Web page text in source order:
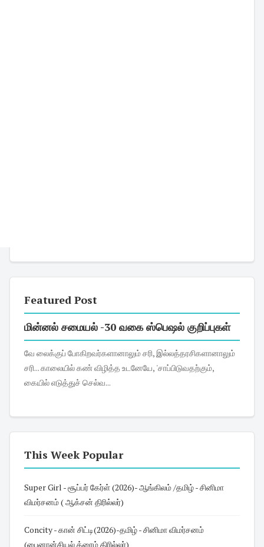
Featured Post
மின்னல் சமையல் -30 வகை ஸ்பெஷல் குறிப்புகள்
வே லைக்குப் போகிறவர்களானாலும் சரி, இல்லத்தரசிகளானாலும்
சரி... காலையில் கண் விழித்த உடனேயே, 'சாப்பிடுவதற்கும்,
கையில் எடுத்துச் செல்வ...
This Week Popular
Super Girl - சூப்பர் கேர்ள் (2026)- ஆங்கிலம் /தமிழ் - சினிமா
விமர்சனம் ( ஆக்சன் திரில்லர்)
Concity - கான் சிட்டி(2026)-தமிழ் - சினிமா விமர்சனம்
(பைனான்சியல் க்ரைம் திரில்லர்)